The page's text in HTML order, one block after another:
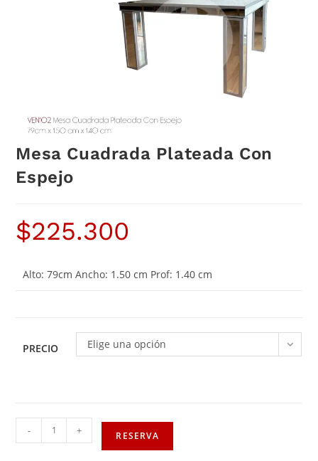
Mesa Cuadrada Plateada Con
Espejo
$225.300
Alto: 79cm Ancho: 1.50 cm Prof: 1.40 cm
PRECIO Elige una opción
- + RESERVA